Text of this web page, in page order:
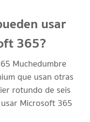
usar
365?
Muchedumbre
que usan otras
rotundo de seis
Microsoft 365